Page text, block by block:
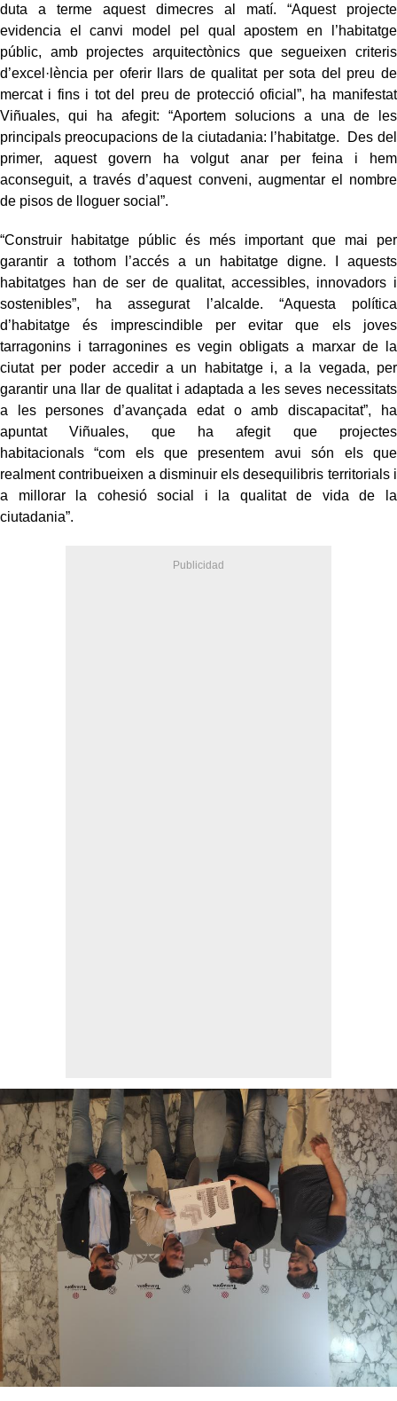
duta a terme aquest dimecres al matí. “Aquest projecte
evidencia el canvi model pel qual apostem en l’habitatge
públic, amb projectes arquitectònics que segueixen criteris
d’excel·lència per oferir llars de qualitat per sota del preu de
mercat i fins i tot del preu de protecció oficial”, ha manifestat
Viñuales, qui ha afegit: “Aportem solucions a una de les
principals preocupacions de la ciutadania: l’habitatge. Des del
primer, aquest govern ha volgut anar per feina i hem
aconseguit, a través d’aquest conveni, augmentar el nombre
de pisos de lloguer social”.
“Construir habitatge públic és més important que mai per
garantir a tothom l’accés a un habitatge digne. I aquests
habitatges han de ser de qualitat, accessibles, innovadors i
sostenibles”, ha assegurat l’alcalde. “Aquesta política
d’habitatge és imprescindible per evitar que els joves
tarragonins i tarragonines es vegin obligats a marxar de la
ciutat per poder accedir a un habitatge i, a la vegada, per
garantir una llar de qualitat i adaptada a les seves necessitats
a les persones d’avançada edat o amb discapacitat”, ha
apuntat Viñuales, que ha afegit que projectes
habitacionals “com els que presentem avui són els que
realment contribueixen a disminuir els desequilibris territorials i
a millorar la cohesió social i la qualitat de vida de la
ciutadania”.